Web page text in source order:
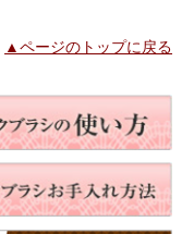
▲ページのトップに戻る